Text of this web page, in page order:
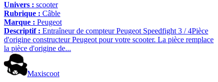
Univers : scooter
Rubrique : Câble
Marque : Peugeot
Descriptif : Entraîneur de compteur Peugeot Speedfight 3 / 4Pièce
d'origine constructeur Peugeot pour votre scooter. La pièce remplace
la pièce d'origine de...
Maxiscoot